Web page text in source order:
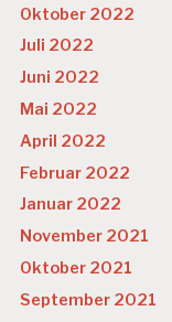
T
U
N
E
R
N
E
M
E
S
K
Oktober 2022
Juli 2022
Juni 2022
Mai 2022
April 2022
Februar 2022
Januar 2022
November 2021
Oktober 2021
September 2021